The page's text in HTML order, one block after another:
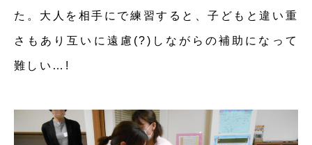
た。大人を相手にで練習すると、子どもと違い重
さもあり互いに遠慮(?)しながらの補助になって
難しい…!